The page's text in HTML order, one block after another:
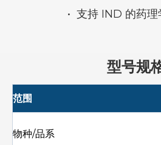
• 支持 IND 的药理
型号规
范围
物种/品系